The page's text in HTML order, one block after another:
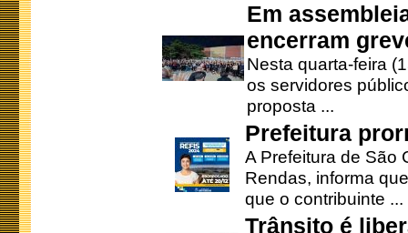
Em
encerram
Nesta quarta-feira
os servidores
proposta ...
Prefeitura
A Prefeitura de São
Rendas, informa
que o contribuinte ...
Trânsito é